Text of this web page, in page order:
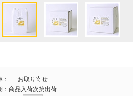
：
お取り寄せ
： 商品入荷次第出荷